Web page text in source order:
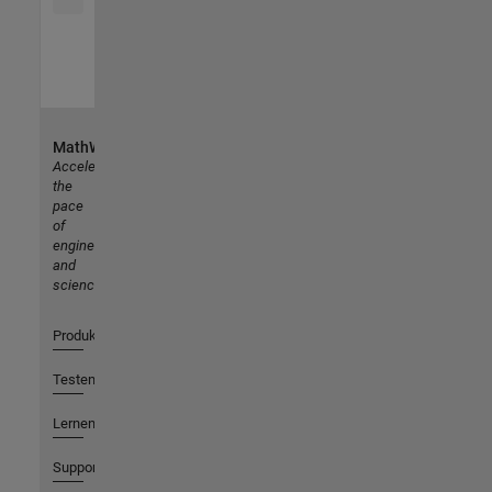
MathWorks
Accelerating
the
pace
of
engineering
and
science
Produkte
Testen oder Kaufen
Lernen
Support